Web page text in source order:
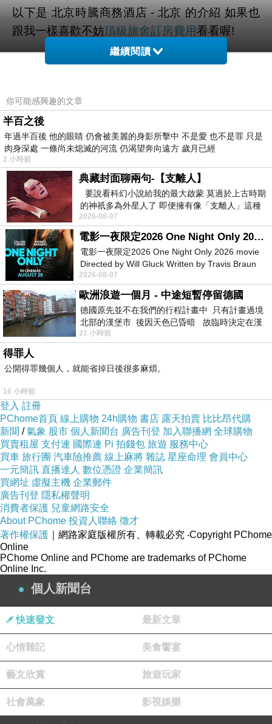
以下是 北京時騰商務酒店 - 北京 的介紹 如果也
跟我一樣喜歡不妨頂級旅舍訂房費用看看喔!
PS.若您家裡有0~4歲的小朋友，點我進入索取免
↓↓↓限量特優價格按鈕↓↓↓
繼續閱讀
你可能感興趣的文章
半百之後
年過半百後 他的眼睛 仍會被美麗的身影所擊中 不是愛 也不是罪 只是
肉身深處 一條尚未熄滅的河流 仍渴望奔向遠方 歲月已經
2 小時前
典藏封面聊兩句-【支離人】
要說看科幻小說給我的最大啟蒙 莫過於上古時期
的神祇多為外星人了 即便擁有像「支離人」這種
驚世駭俗的神通法門 也未必讀
2026-08-07
電影一夜限定2026 One Night Only 2026 movie
電影一夜限定2026 One Night Only 2026 movie
Directed by Will Gluck Written by Travis Braun
Starring Monica Barbaro
2026-08-07
歐洲浪遊一個月 - 中途短暫停留德國
德國原先並不在我們的行程計畫中 只有計畫過境
北部的漢堡市 後因天色已昏暗 故臨時決定在漢
堡市吃晚餐和過夜
21 小時前
得罪人
公開得罪幾個人，就能省掉日後很多麻煩。
16 小時前
登入 註冊
PChome首頁 線上購物 24h購物 書店 露天拍賣 比比昂代購
新聞 /氣象 股市 個人新聞台 廣告刊登 加入聯播網 全球購物
買賣租屋 支付連 國際連 Pi 拍錢包 旅遊 服務中心
買車 旅行團 汽車險推薦 線上麻將 雜誌 星座命理 會員中心
一元簡訊 直播達人 數位憑證 企業簡訊
買網址 虛擬主機 企業郵件
廣告刊登 隱私權聲明
消費者保護 兒童網路安全
About PChome 投資人聯絡 徵才
著作權保護 ｜網路家庭版權所有、轉載必究 ‧Copyright PChome
Online
PChome Online and PChome are trademarks of PChome
Online Inc.
個人新聞台
快速發文 最新文章
心情雜記 美食饗宴
藝文欣賞 旅遊玩家
社會萬象 影視娛樂